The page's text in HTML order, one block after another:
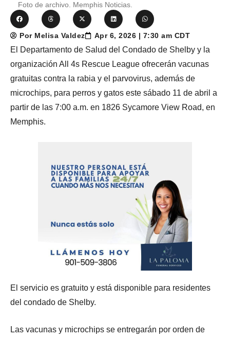
Foto de archivo. Memphis Noticias.
Por Melisa Valdez Apr 6, 2026 | 7:30 am CDT
El Departamento de Salud del Condado de Shelby y la
organización All 4s Rescue League ofrecerán vacunas
gratuitas contra la rabia y el parvovirus, además de
microchips, para perros y gatos este sábado 11 de abril a
partir de las 7:00 a.m. en 1826 Sycamore View Road, en
Memphis.
El servicio es gratuito y está disponible para residentes
del condado de Shelby.
Las vacunas y microchips se entregarán por orden de